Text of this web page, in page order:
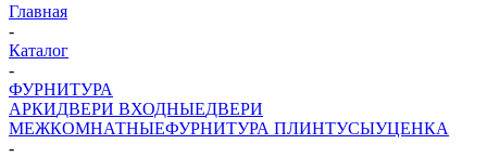
Главная
-
Каталог
-
ФУРНИТУРА
АРКИДВЕРИ ВХОДНЫЕДВЕРИ
МЕЖКОМНАТНЫЕФУРНИТУРА ПЛИНТУСЫУЦЕНКА
-